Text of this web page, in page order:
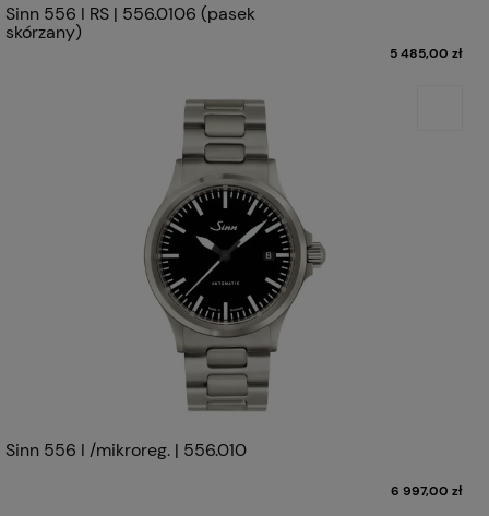
Sinn 556 I RS | 556.0106 (pasek
skórzany)
5 485,00 zł
Sinn 556 I /mikroreg. | 556.010
6 997,00 zł